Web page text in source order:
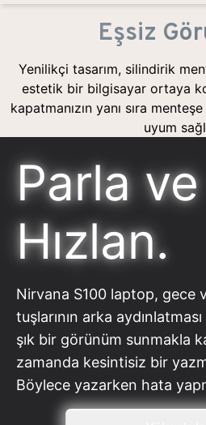
Eşsiz
Yenilikçi tasarım, silindirik
estetik bir bilgisayar ortaya
kapatmanızın yanı sıra
uyum
Parla ve
Hızlan.
Nirvana S100 laptop, gece
tuşlarının arka
şık bir görünüm sunmakla
zamanda kesintisiz bir
Böylece yazarken hata